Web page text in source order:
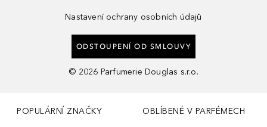
Nastavení ochrany osobních údajů
ODSTOUPENÍ OD SMLOUVY
© 2026 Parfumerie Douglas s.r.o.
POPULÁRNÍ ZNAČKY OBLÍBENÉ V PARFÉMECH